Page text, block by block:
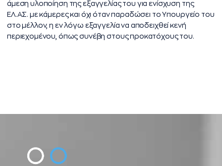
άμεση υλοποίηση της εξαγγελίας του για ενίσχυση της
ΕΛ.ΑΣ. με κάμερες και όχι όταν παραδώσει το Υπουργείο του
στο μέλλον, η εν λόγω εξαγγελία να αποδειχθεί κενή
περιεχομένου, όπως συνέβη στους προκατόχους του.